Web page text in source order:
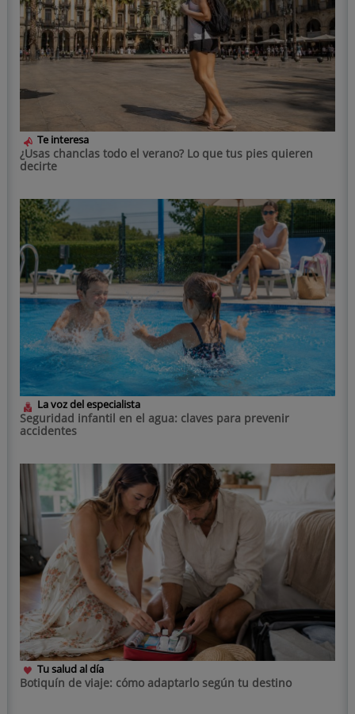
Te interesa
¿Usas chanclas todo el verano? Lo que tus pies quieren
decirte
La voz del especialista
Seguridad infantil en el agua: claves para prevenir
accidentes
Tu salud al día
Botiquín de viaje: cómo adaptarlo según tu destino